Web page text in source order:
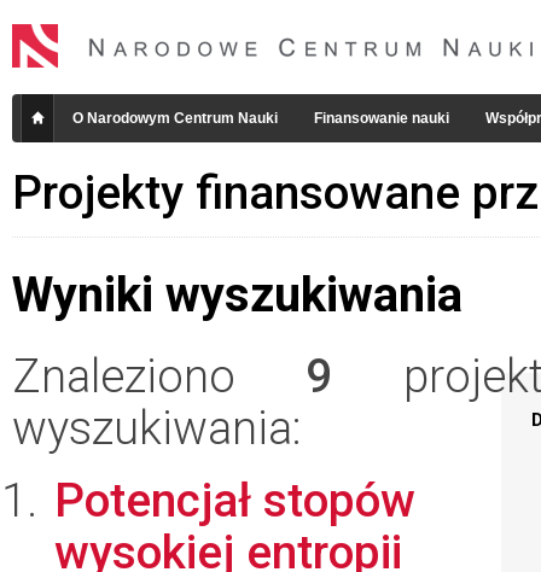
O Narodowym Centrum Nauki Finansowanie nauki
Projekty finansowane
Wyniki wyszukiwania
Znaleziono 9
wyszukiwania:
Potencjał stopów
wysokiej entropii